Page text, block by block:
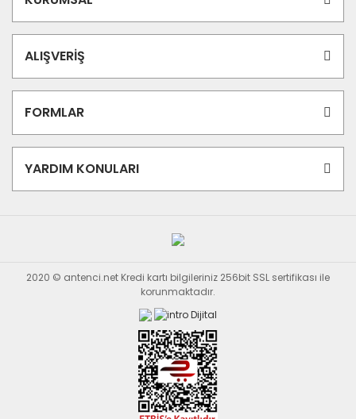
ALIŞVERİŞ
FORMLAR
YARDIM KONULARI
2020 © antenci.net Kredi kartı bilgileriniz 256bit SSL sertifikası ile
korunmaktadır.